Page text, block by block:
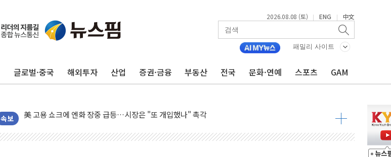
2026.08.08 (토) | ENG | 中文
패밀리 사이트
글로벌·중국 해외투자 산업 증권·금융 부동산 전국 문화·연예 스포츠 GAM
속보
미 연준 매파 기세 꺾이나…고용 감소에 9월 동결 전망 우세
[종합] 이슬람 수니파 3국, '공동방위협정' 체결… 이스라엘·이란 위협에 맞설 자체 억지력 강화
美 항소법원, 백악관 무도회장 공사 중단 명령…트럼프 제동
이란 핵심 원유 수출항 '하르그섬', 최근 1주일 이상 '올스톱'… 美 해상봉쇄 영향
[AI MY 뉴스] 뉴욕 반도체주 프리뷰...美 고용 쇼크에 반도체주 '활짝'
뉴욕증시 프리뷰, 美 고용 쇼크에 금리 인상 우려 후퇴…나스닥 선물 1%대 상승